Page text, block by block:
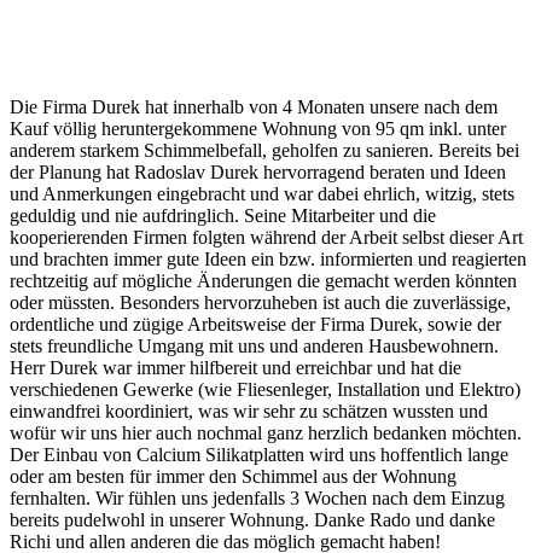
Die Firma Durek hat innerhalb von 4 Monaten unsere nach dem
Kauf völlig heruntergekommene Wohnung von 95 qm inkl. unter
anderem starkem Schimmelbefall, geholfen zu sanieren. Bereits bei
der Planung hat Radoslav Durek hervorragend beraten und Ideen
und Anmerkungen eingebracht und war dabei ehrlich, witzig, stets
geduldig und nie aufdringlich. Seine Mitarbeiter und die
kooperierenden Firmen folgten während der Arbeit selbst dieser Art
und brachten immer gute Ideen ein bzw. informierten und reagierten
rechtzeitig auf mögliche Änderungen die gemacht werden könnten
oder müssten. Besonders hervorzuheben ist auch die zuverlässige,
ordentliche und zügige Arbeitsweise der Firma Durek, sowie der
stets freundliche Umgang mit uns und anderen Hausbewohnern.
Herr Durek war immer hilfbereit und erreichbar und hat die
verschiedenen Gewerke (wie Fliesenleger, Installation und Elektro)
einwandfrei koordiniert, was wir sehr zu schätzen wussten und
wofür wir uns hier auch nochmal ganz herzlich bedanken möchten.
Der Einbau von Calcium Silikatplatten wird uns hoffentlich lange
oder am besten für immer den Schimmel aus der Wohnung
fernhalten. Wir fühlen uns jedenfalls 3 Wochen nach dem Einzug
bereits pudelwohl in unserer Wohnung. Danke Rado und danke
Richi und allen anderen die das möglich gemacht haben!